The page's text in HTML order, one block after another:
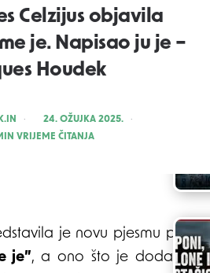
Celzijus objavila
je. Napisao ju je –
Houdek
24. OŽUJKA 2025.
VRIJEME ČITANJA
je novu pjesmu pod
je”, a ono što je dodatno